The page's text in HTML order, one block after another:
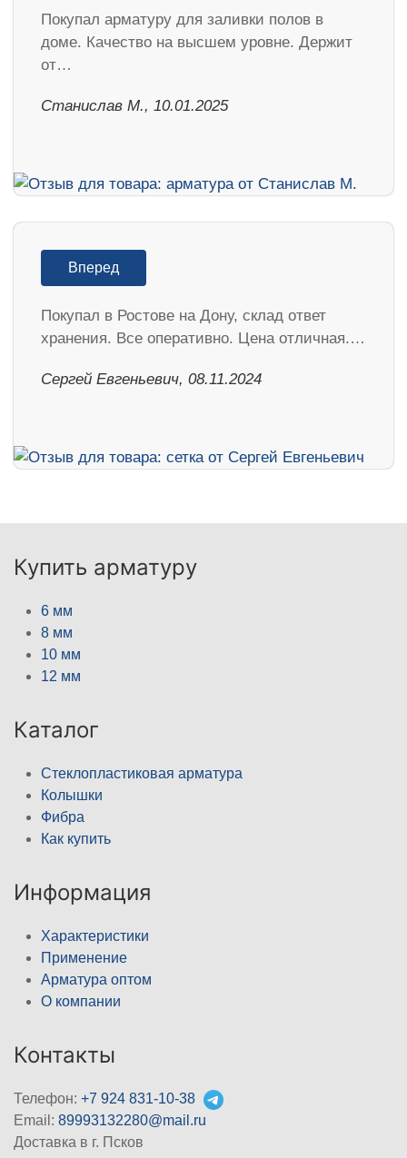
Покупал арматуру для заливки полов в
доме. Качество на высшем уровне. Держит
от…
Станислав М., 10.01.2025
Вперед
Покупал в Ростове на Дону, склад ответ
хранения. Все оперативно. Цена отличная.…
Сергей Евгеньевич, 08.11.2024
Купить арматуру
6 мм
8 мм
10 мм
12 мм
Каталог
Стеклопластиковая арматура
Колышки
Фибра
Как купить
Информация
Характеристики
Применение
Арматура оптом
О компании
Контакты
Телефон: +7 924 831-10-38
Email: 89993132280@mail.ru
Доставка в г. Псков